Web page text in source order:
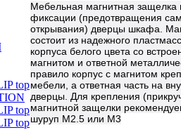
top
top
top
Мебельная магнитная защелка
фиксации (предотвращения
открывания) дверцы шкафа.
состоит из надежного
корпуса белого цвета со
магнитом и ответной
правило корпус с магнитом
мебели, а ответная часть на
дверцы. Для крепления
магнитной защелки
шуруп М2.5 или М3